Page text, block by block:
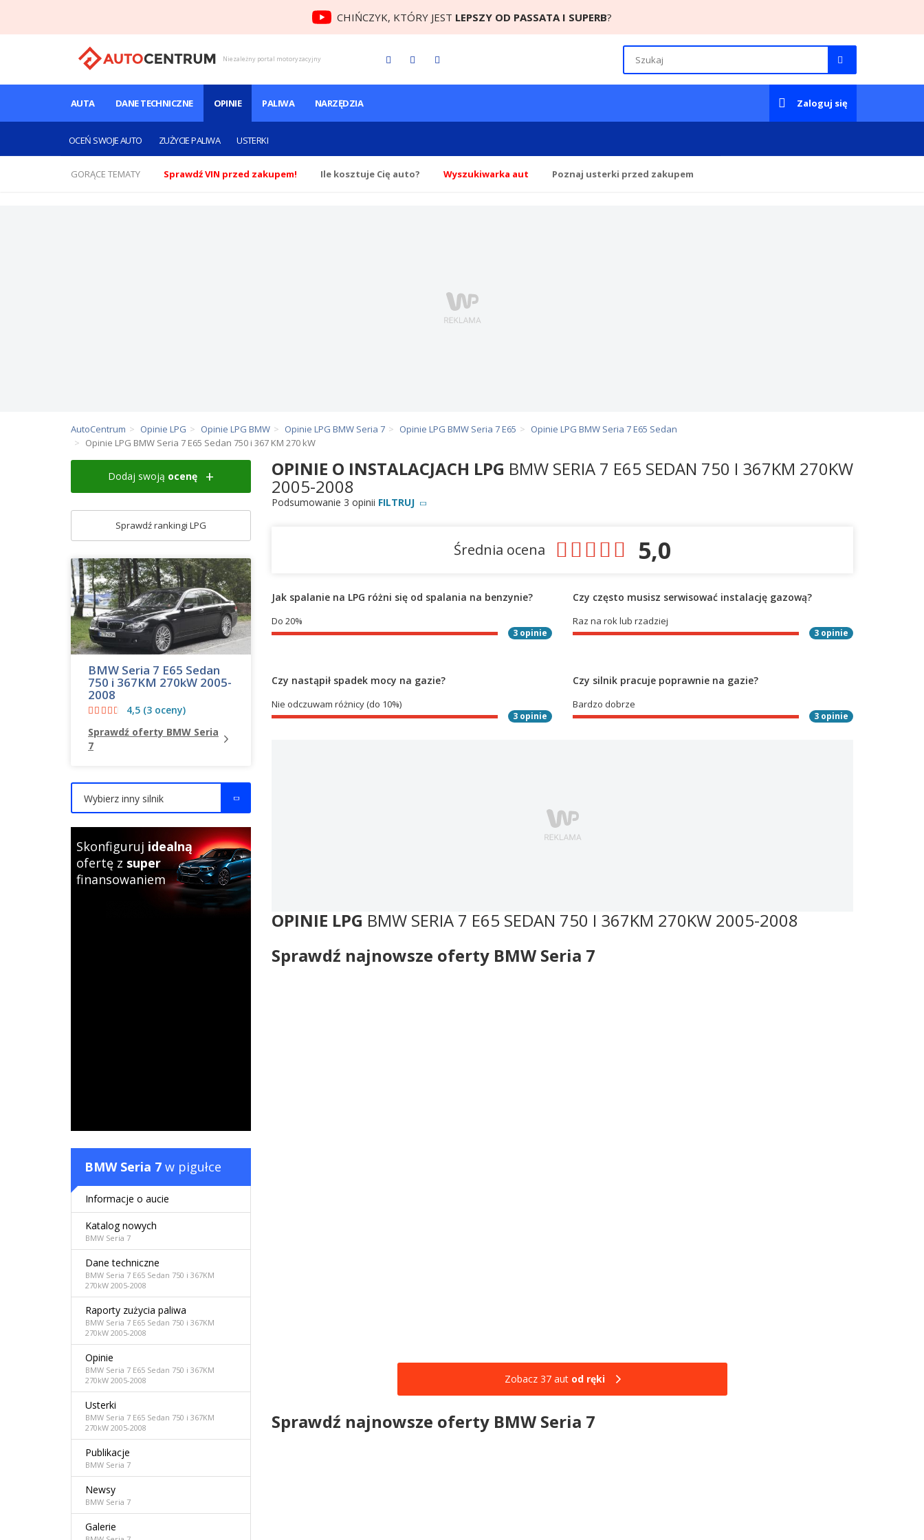
CHIŃCZYK, KTÓRY JEST LEPSZY OD PASSATA I SUPERB?
Niezależny portal motoryzacyjny
AUTA DANE TECHNICZNE OPINIE
OCEŃ SWOJE AUTO ZUŻYCIE PALIWA USTERKI
PALIWA NARZĘDZIA Zaloguj się
GORĄCE TEMATY Sprawdź VIN przed zakupem! Ile kosztuje Cię auto? Wyszukiwarka aut Poznaj usterki przed zakupem
AutoCentrum Opinie LPG Opinie LPG BMW Opinie LPG BMW Seria 7 Opinie LPG BMW Seria 7 E65
Opinie LPG BMW Seria 7 E65 Sedan
Opinie LPG BMW Seria 7 E65 Sedan 750 i 367 KM 270 kW
OPINIE O INSTALACJACH LPG BMW SERIA 7 E65 SEDAN 750 I 367KM 270KW
2005-2008
Podsumowanie 3 opinii FILTRUJ
Średnia ocena 5,0
Jak spalanie na LPG różni się od spalania na benzynie?
Do 20%
3 opinie
Czy często musisz serwisować instalację gazową?
Raz na rok lub rzadziej
3 opinie
Czy nastąpił spadek mocy na gazie?
Nie odczuwam różnicy (do 10%)
3 opinie
Czy silnik pracuje poprawnie na gazie?
Bardzo dobrze
3 opinie
OPINIE LPG BMW SERIA 7 E65 SEDAN 750 I 367KM 270KW 2005-2008
Sprawdź najnowsze oferty BMW Seria 7
Zobacz 37 aut od ręki
Sprawdź najnowsze oferty BMW Seria 7
Dodaj swoją ocenę
Sprawdź rankingi LPG
BMW Seria 7 E65 Sedan
750 i 367KM 270kW 2005-
2008
4,5 (3 oceny)
Sprawdź oferty BMW Seria
7
Wybierz inny silnik
Skonfiguruj idealną
ofertę z super
finansowaniem
BMW Seria 7 w pigułce
Informacje o aucie
Katalog nowych
BMW Seria 7
Dane techniczne
BMW Seria 7 E65 Sedan 750 i 367KM
270kW 2005-2008
Raporty zużycia paliwa
BMW Seria 7 E65 Sedan 750 i 367KM
270kW 2005-2008
Opinie
BMW Seria 7 E65 Sedan 750 i 367KM
270kW 2005-2008
Usterki
BMW Seria 7 E65 Sedan 750 i 367KM
270kW 2005-2008
Publikacje
BMW Seria 7
Newsy
BMW Seria 7
Galerie